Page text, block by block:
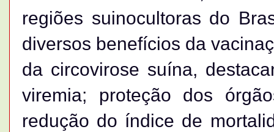
regiões suinocultoras do
diversos benefícios da
da circovirose suína,
viremia; proteção dos
redução do índice de